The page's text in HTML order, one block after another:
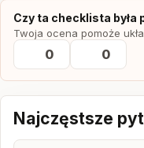
Czy ta checklista była
Twoja ocena pomoże
0 0
Najczęstsze